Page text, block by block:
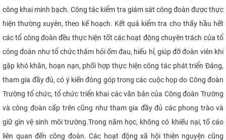
công khai minh bạch. Công tác kiểm tra giám sát công đoàn được thực
hiện thường xuyên, theo kế hoạch. Kết quả kiểm tra cho thấy hầu hết
các tổ công đoàn đều thực hiện tốt các hoạt động chuyên trách của tổ
công đoàn như tổ chức thăm hỏi ốm đau, hiếu hỉ, giúp đỡ đoàn viên khi
gặp khó khăn, hoạn nạn, phối hợp thực hiện công tác phát triển Đảng,
tham gia đầy đủ, có ý kiến đóng góp trong các cuộc họp do Công đoàn
Trường tổ chức, tổ chức triển khai các văn bản của Công đoàn Trường
và công đoàn cấp trên cũng như tham gia đầy đủ các phong trào và
giữ gìn vệ sinh môi trường.Trong năm học, không có khiếu nại, tố cáo
liên quan đến công đoàn. Các hoạt động xã hội thiện nguyện cũng